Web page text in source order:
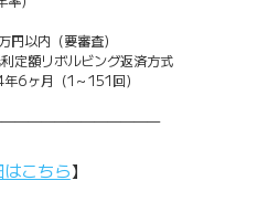
以内（要審査）
定額リボルビング返済方式
6ヶ月（1～151回）
こちら】